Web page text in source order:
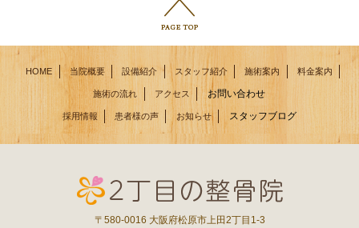
HOME 当院概要 設備紹介 スタッフ紹介 施術案内 料金案内
施術の流れ アクセス お問い合わせ
採用情報 患者様の声 お知らせ スタッフブログ
〒580-0016 大阪府松原市上田2丁目1-3